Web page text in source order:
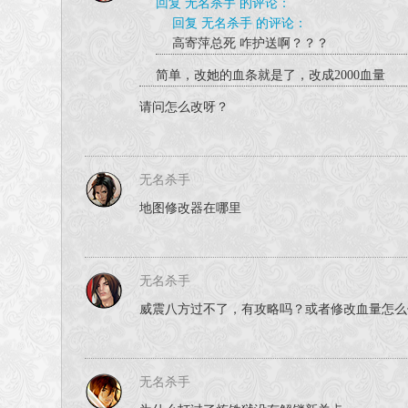
回复 无名杀手 的评论：
回复 无名杀手 的评论：
高寄萍总死 咋护送啊？？？
简单，改她的血条就是了，改成2000血量
请问怎么改呀？
无名杀手
地图修改器在哪里
无名杀手
威震八方过不了，有攻略吗？或者修改血量怎
无名杀手